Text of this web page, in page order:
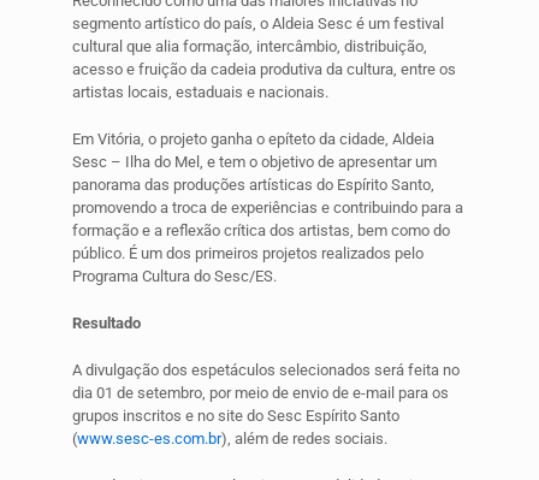
segmento artístico do país, o Aldeia Sesc é um festival
cultural que alia formação, intercâmbio, distribuição,
acesso e fruição da cadeia produtiva da cultura, entre os
artistas locais, estaduais e nacionais.
Em Vitória, o projeto ganha o epíteto da cidade, Aldeia
Sesc – Ilha do Mel, e tem o objetivo de apresentar um
panorama das produções artísticas do Espírito Santo,
promovendo a troca de experiências e contribuindo para a
formação e a reflexão crítica dos artistas, bem como do
público. É um dos primeiros projetos realizados pelo
Programa Cultura do Sesc/ES.
Resultado
A divulgação dos espetáculos selecionados será feita no
dia 01 de setembro, por meio de envio de e-mail para os
grupos inscritos e no site do Sesc Espírito Santo
(www.sesc-es.com.br), além de redes sociais.